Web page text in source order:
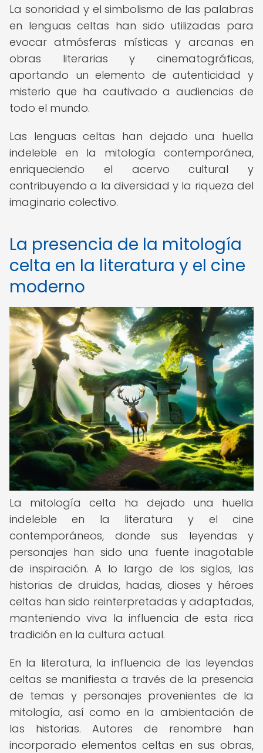
La sonoridad y el simbolismo de las palabras
en lenguas celtas han sido utilizadas para
evocar atmósferas místicas y arcanas en
obras literarias y cinematográficas,
aportando un elemento de autenticidad y
misterio que ha cautivado a audiencias de
todo el mundo.
Las lenguas celtas han dejado una huella
indeleble en la mitología contemporánea,
enriqueciendo el acervo cultural y
contribuyendo a la diversidad y la riqueza del
imaginario colectivo.
La presencia de la mitología
celta en la literatura y el cine
moderno
La mitología celta ha dejado una huella
indeleble en la literatura y el cine
contemporáneos, donde sus leyendas y
personajes han sido una fuente inagotable
de inspiración. A lo largo de los siglos, las
historias de druidas, hadas, dioses y héroes
celtas han sido reinterpretadas y adaptadas,
manteniendo viva la influencia de esta rica
tradición en la cultura actual.
En la literatura, la influencia de las leyendas
celtas se manifiesta a través de la presencia
de temas y personajes provenientes de la
mitología, así como en la ambientación de
las historias. Autores de renombre han
incorporado elementos celtas en sus obras,